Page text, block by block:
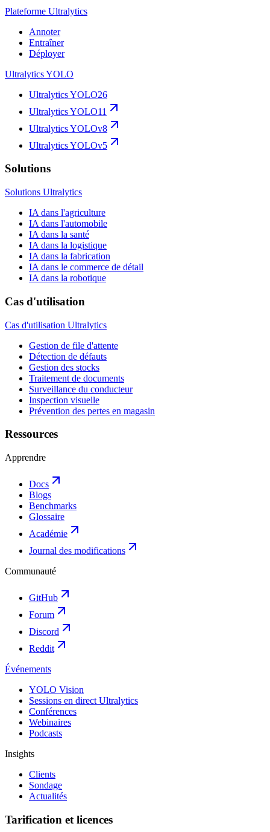
Plateforme Ultralytics
Annoter
Entraîner
Déployer
Ultralytics YOLO
Ultralytics YOLO26
Ultralytics YOLO11
Ultralytics YOLOv8
Ultralytics YOLOv5
Solutions
Solutions Ultralytics
IA dans l'agriculture
IA dans l'automobile
IA dans la santé
IA dans la logistique
IA dans la fabrication
IA dans le commerce de détail
IA dans la robotique
Cas d'utilisation
Cas d'utilisation Ultralytics
Gestion de file d'attente
Détection de défauts
Gestion des stocks
Traitement de documents
Surveillance du conducteur
Inspection visuelle
Prévention des pertes en magasin
Ressources
Apprendre
Docs
Blogs
Benchmarks
Glossaire
Académie
Journal des modifications
Communauté
GitHub
Forum
Discord
Reddit
Événements
YOLO Vision
Sessions en direct Ultralytics
Conférences
Webinaires
Podcasts
Insights
Clients
Sondage
Actualités
Tarification et licences